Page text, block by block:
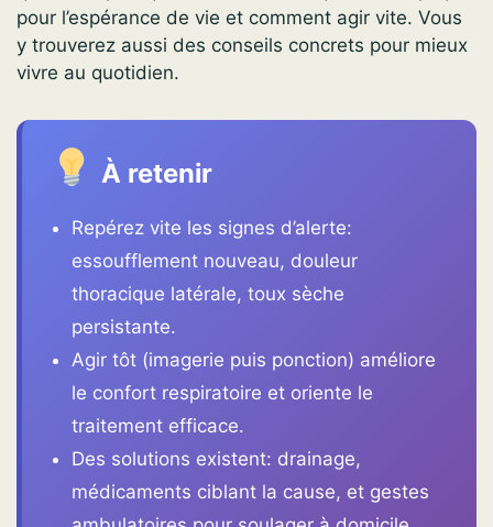
pour l’espérance de vie et comment agir vite. Vous
y trouverez aussi des conseils concrets pour mieux
vivre au quotidien.
À retenir
Repérez vite les signes d’alerte:
essoufflement nouveau, douleur
thoracique latérale, toux sèche
persistante.
Agir tôt (imagerie puis ponction) améliore
le confort respiratoire et oriente le
traitement efficace.
Des solutions existent: drainage,
médicaments ciblant la cause, et gestes